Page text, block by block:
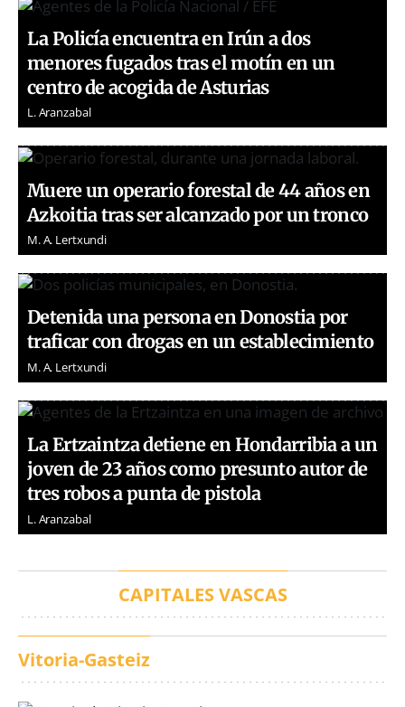
La Policía encuentra en Irún a dos
menores fugados tras el motín en un
centro de acogida de Asturias
L. Aranzabal
Muere un operario forestal de 44 años en
Azkoitia tras ser alcanzado por un tronco
M. A. Lertxundi
Detenida una persona en Donostia por
traficar con drogas en un establecimiento
M. A. Lertxundi
La Ertzaintza detiene en Hondarribia a un
joven de 23 años como presunto autor de
tres robos a punta de pistola
L. Aranzabal
CAPITALES VASCAS
Vitoria-Gasteiz